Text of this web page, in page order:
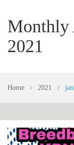
Monthly
2021
Home 2021